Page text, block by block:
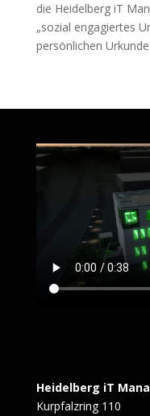
die Heidelberg iT
„sozial engagiertes
persönlichen
Heidelberg iT
Kurpfalzring 110